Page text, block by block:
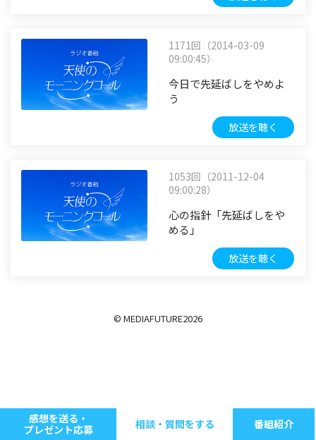
1171回（2014-03-09
09:00:45）
今日で先延ばしをやめよ
う
放送を聴く
1053回（2011-12-04
09:00:28）
心の指針「先延ばしをや
める」
放送を聴く
© MEDIAFUTURE2026
感想を送る・
プレゼント応募
相談・質問をする 番組紹介